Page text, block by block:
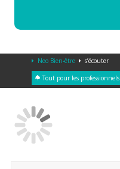
Neo Bien-être s’écouter
Tout pour les professionnels